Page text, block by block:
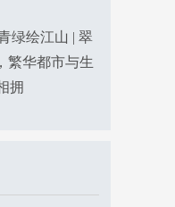
绿绘江山 | 翠
繁华都市与生
拥